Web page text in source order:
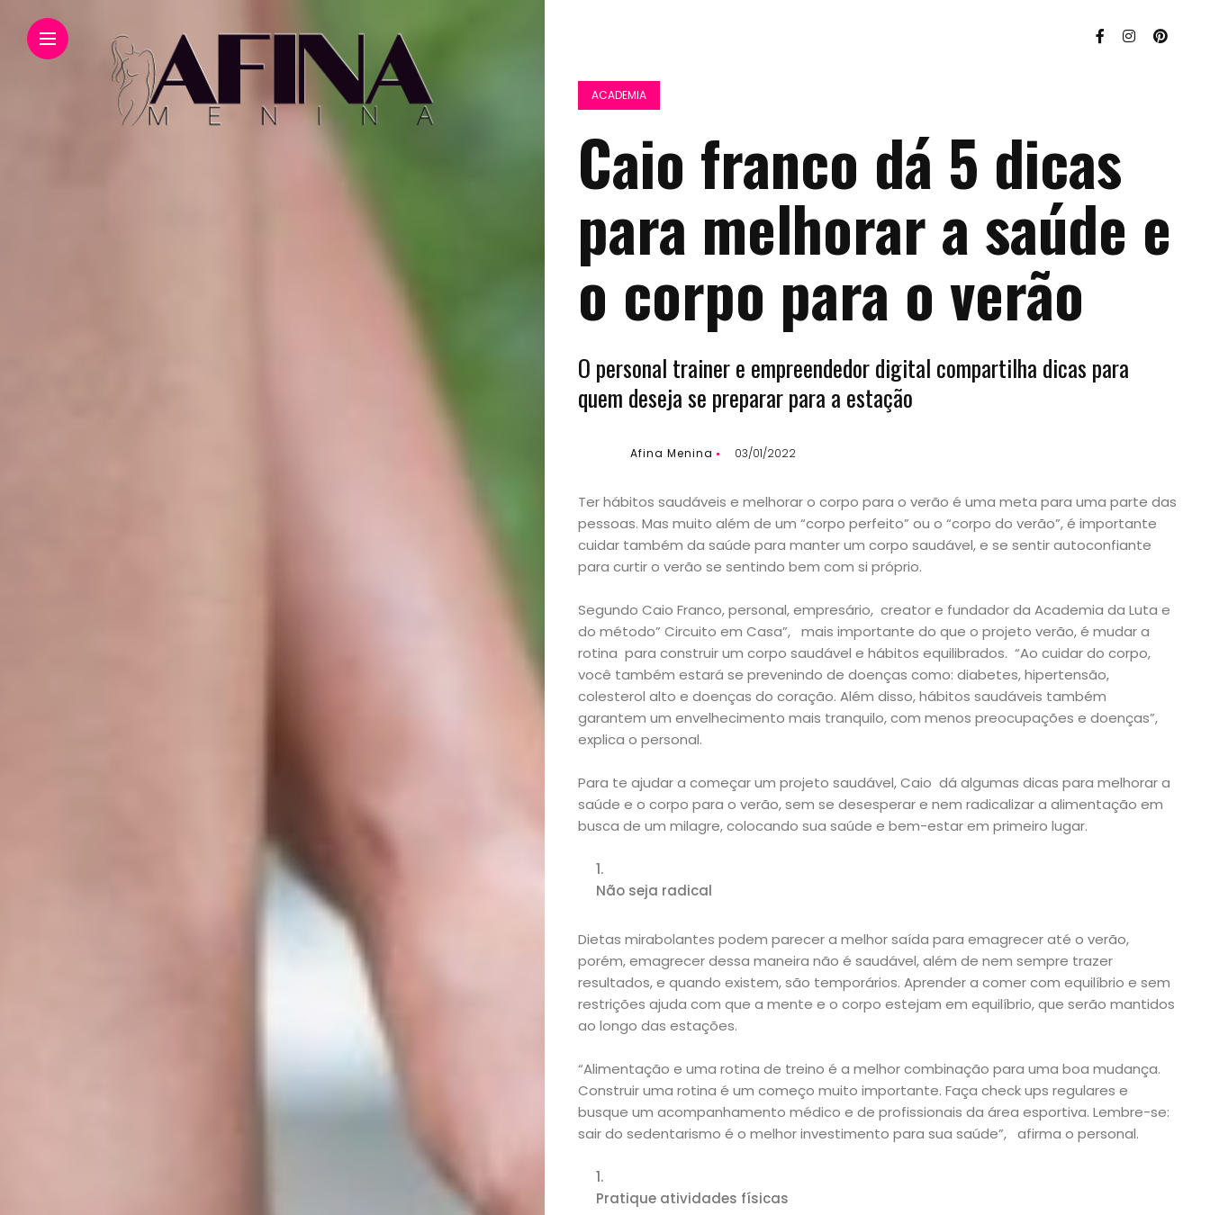
ACADEMIA
Caio franco dá 5 dicas
para melhorar a saúde e
o corpo para o verão
O personal trainer e empreendedor digital compartilha dicas para
quem deseja se preparar para a estação
Afina Menina 03/01/2022
Ter hábitos saudáveis e melhorar o corpo para o verão é uma meta para uma parte das
pessoas. Mas muito além de um “corpo perfeito” ou o “corpo do verão”, é importante
cuidar também da saúde para manter um corpo saudável, e se sentir autoconfiante
para curtir o verão se sentindo bem com si próprio.
Segundo Caio Franco, personal, empresário, creator e fundador da Academia da Luta e
do método” Circuito em Casa”, mais importante do que o projeto verão, é mudar a
rotina para construir um corpo saudável e hábitos equilibrados. “Ao cuidar do corpo,
você também estará se prevenindo de doenças como: diabetes, hipertensão,
colesterol alto e doenças do coração. Além disso, hábitos saudáveis também
garantem um envelhecimento mais tranquilo, com menos preocupações e doenças”,
explica o personal.
Para te ajudar a começar um projeto saudável, Caio dá algumas dicas para melhorar a
saúde e o corpo para o verão, sem se desesperar e nem radicalizar a alimentação em
busca de um milagre, colocando sua saúde e bem-estar em primeiro lugar.
Não seja radical
Dietas mirabolantes podem parecer a melhor saída para emagrecer até o verão,
porém, emagrecer dessa maneira não é saudável, além de nem sempre trazer
resultados, e quando existem, são temporários. Aprender a comer com equilíbrio e sem
restrições ajuda com que a mente e o corpo estejam em equilíbrio, que serão mantidos
ao longo das estações.
“Alimentação e uma rotina de treino é a melhor combinação para uma boa mudança.
Construir uma rotina é um começo muito importante. Faça check ups regulares e
busque um acompanhamento médico e de profissionais da área esportiva. Lembre-se:
sair do sedentarismo é o melhor investimento para sua saúde”, afirma o personal.
Pratique atividades físicas